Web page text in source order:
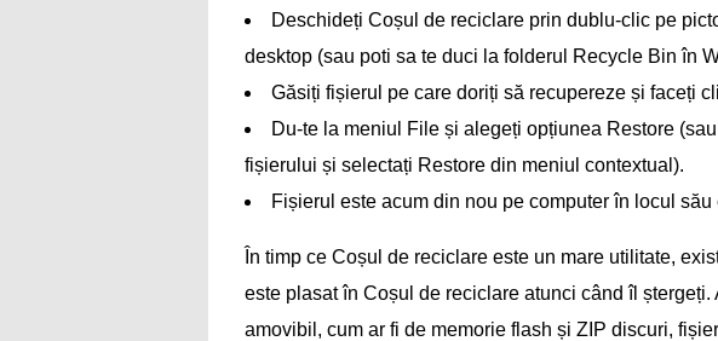
Deschideți Coșul de reciclare prin dublu-clic pe
desktop (sau poti sa te duci la folderul Recycle Bin în
Găsiți fișierul pe care doriți să recupereze și faceți
Du-te la meniul File și alegeți opțiunea Restore
fișierului și selectați Restore din meniul contextual).
Fișierul este acum din nou pe computer în locul său
În timp ce Coșul de reciclare este un mare utilitate,
este plasat în Coșul de reciclare atunci când îl
amovibil, cum ar fi de memorie flash și ZIP discuri,